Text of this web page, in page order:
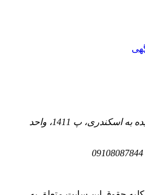
تهران، خ جمهوری، نرسیده به اسکندری، پ 1411، واحد